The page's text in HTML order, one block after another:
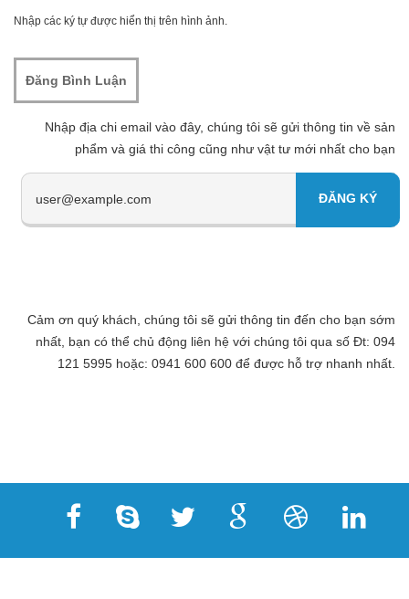
Nhập các ký tự được hiển thị trên hình ảnh.
Nhập địa chi email vào đây, chúng tôi sẽ gửi thông tin về sản
phẩm và giá thi công cũng như vật tư mới nhất cho bạn
Cảm ơn quý khách, chúng tôi sẽ gửi thông tin đến cho bạn sớm
nhất, bạn có thể chủ động liên hệ với chúng tôi qua số Đt: 094
121 5995 hoặc: 0941 600 600 để được hỗ trợ nhanh nhất.